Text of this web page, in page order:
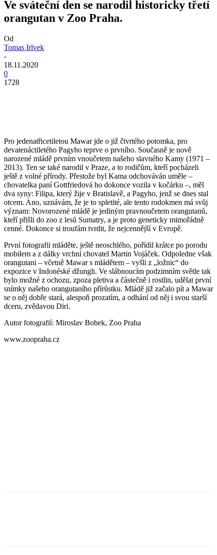
Ve sváteční den se narodil historicky třetí
orangutan v Zoo Praha.
Od
Tomas Irlvek
-
18.11.2020
0
1728
Pro jedenatřicetiletou Mawar jde o již čtvrtého potomka, pro
devatenáctiletého Pagyho teprve o prvního. Současně je nově
narozené mládě prvním vnoučetem našeho slavného Kamy (1971 –
2013). Ten se také narodil v Praze, a to rodičům, kteří pocházeli
ještě z volné přírody. Přestože byl Kama odchováván uměle –
chovatelka paní Gottfriedová ho dokonce vozila v kočárku –, měl
dva syny: Filipa, který žije v Bratislavě, a Pagyho, jenž se dnes stal
otcem. Ano, uznávám, že je to spletité, ale tento rodokmen má svůj
význam: Novorozené mládě je jediným pravnoučetem orangutanů,
kteří přišli do zoo z lesů Sumatry, a je proto geneticky mimořádně
cenné. Dokonce si troufám tvrdit, že nejcennější v Evropě.
První fotografii mláděte, ještě neoschlého, pořídil krátce po porodu
mobilem a z dálky vrchní chovatel Martin Vojáček. Odpoledne však
orangutani – včetně Mawar s mládětem – vyšli z „ložnic“ do
expozice v Indonéské džungli. Ve slábnoucím podzimním světle tak
bylo možné z ochozu, zpoza pletiva a částečně i rostlin, udělat první
snímky našeho orangutaního přírůstku. Mládě již začalo pít a Mawar
se o něj dobře stará, alespoň prozatím, a odhání od něj i svou starší
dceru, zvědavou Diri.
Autor fotografií: Miroslav Bobek, Zoo Praha
www.zoopraha.cz